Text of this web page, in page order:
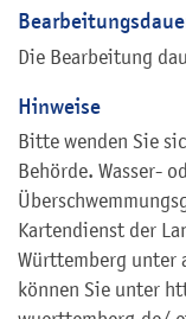
Die Bearbeitung
Hinweise
Bitte wenden Sie
Behörde. Wasser-
Kartendienst der
Württemberg unter
können Sie unter